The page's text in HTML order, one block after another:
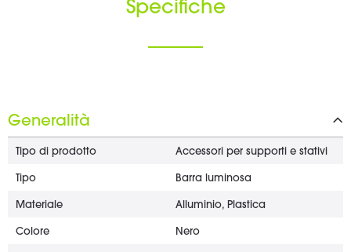
Specifiche
Generalità
Tipo di prodotto Accessori per supporti e stativi
Tipo Barra luminosa
Materiale Alluminio, Plastica
Colore Nero